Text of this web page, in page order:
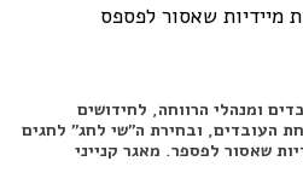
מיידיות שאסור לפספס
ומנהלי הרווחה, לחידושים
העובדים, ובחירת ה"שי לחג" לחגים
שאסור לפספר. מאגר קנייני